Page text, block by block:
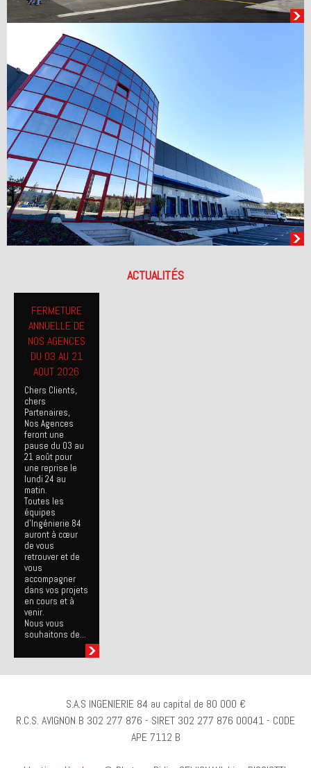
ACTUALITÉS
FERMETURE
ANNUELLE DE
NOS AGENCES
DU 03 AU 21
AOUT 2026
Chers Clients,
chers
Partenaires,
Nos Agences
feront une
pause du 03 au
21 août pour
une reprise le
lundi 24 au
matin.
Toutes les
équipes
d’Ingénierie 84
auront à cœur
de vous
retrouver et de
vous
accompagner
dans vos projets
en cours et à
venir.
Nous vous
souhaitons de...
S.A.S INGENIERIE 84 au capital de 80 000 €
R.C.S. AVIGNON B 302 277 876 - SIRET 302 277 876 00041 - CODE
APE 7112 B